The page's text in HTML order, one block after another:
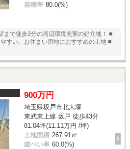
容積率 80.0(%)
まで徒歩3分の周辺環境充実の好立地！ ■
すい、お住まい用地におすすめの土地 ■
900万円
埼玉県坂戸市北大塚
東武東上線 坂戸 徒歩43分
81.04坪(11.11万円 /坪)
土地面積 267.91㎡
建ぺい率 60.0(%)